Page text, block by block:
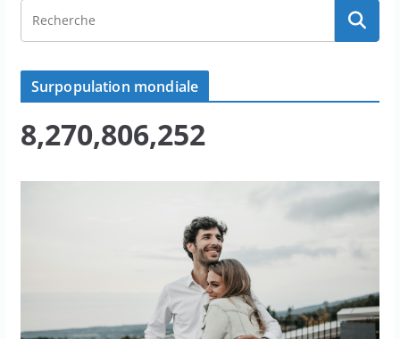
Surpopulation mondiale
8,270,806,252